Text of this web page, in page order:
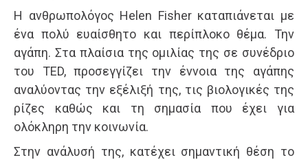
Η ανθρωπολόγος Helen Fisher καταπιάνεται με
ένα πολύ ευαίσθητο και περίπλοκο θέμα. Την
αγάπη. Στα πλαίσια της ομιλίας της σε συνέδριο
του TED, προσεγγίζει την έννοια της αγάπης
αναλύοντας την εξέλιξή της, τις βιολογικές της
ρίζες καθώς και τη σημασία που έχει για
ολόκληρη την κοινωνία.
Στην ανάλυσή της, κατέχει σημαντική θέση το